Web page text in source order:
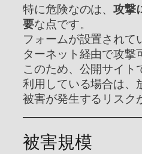
特に危険なのは、攻撃
要な点です。
フォームが設置されて
ターネット経由で攻撃
このため、公開サイト
利用している場合は、
被害が発生するリスク
被害規模